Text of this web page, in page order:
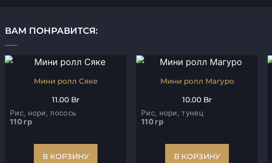
ВАМ ПОНРАВИТСЯ:
Мини ролл Сяке
11.00 Br
Рис, нори, лосось
110 гр
В КОРЗИНУ
Мини ролл Магуро
10.00 Br
Рис, нори, тунец
110 гр
В КОРЗИНУ